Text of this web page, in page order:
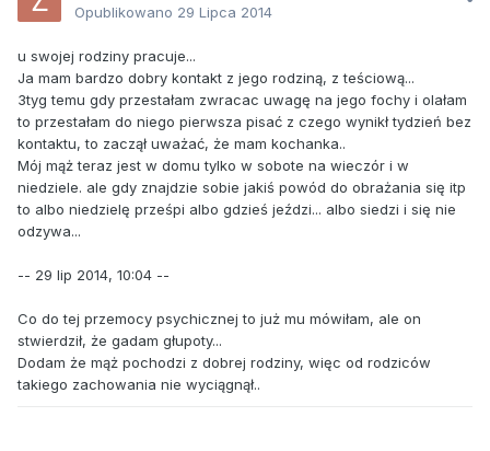
Opublikowano 29 Lipca 2014
u swojej rodziny pracuje...
Ja mam bardzo dobry kontakt z jego rodziną, z teściową...
3tyg temu gdy przestałam zwracac uwagę na jego fochy i olałam
to przestałam do niego pierwsza pisać z czego wynikł tydzień bez
kontaktu, to zaczął uważać, że mam kochanka..
Mój mąż teraz jest w domu tylko w sobote na wieczór i w
niedziele. ale gdy znajdzie sobie jakiś powód do obrażania się itp
to albo niedzielę prześpi albo gdzieś jeździ... albo siedzi i się nie
odzywa...
-- 29 lip 2014, 10:04 --
Co do tej przemocy psychicznej to już mu mówiłam, ale on
stwierdził, że gadam głupoty...
Dodam że mąż pochodzi z dobrej rodziny, więc od rodziców
takiego zachowania nie wyciągnął..